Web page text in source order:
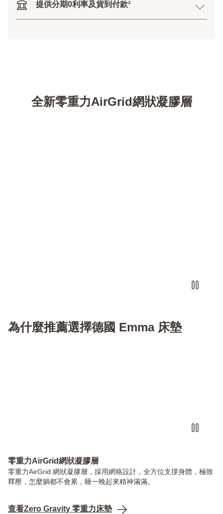
提供分期0利率及貨到付款²
全新零重力AirGrid網狀凝膠層
為什麼推薦選擇德國 Emma 床墊
零重力AirGrid網狀凝膠層
零重力AirGrid 網狀凝膠層，採用網格設計，全方位支撐身體，極致
釋壓，怎麼躺都不會累，睡一晚起來精神滿滿。
查看Zero Gravity 零重力床墊